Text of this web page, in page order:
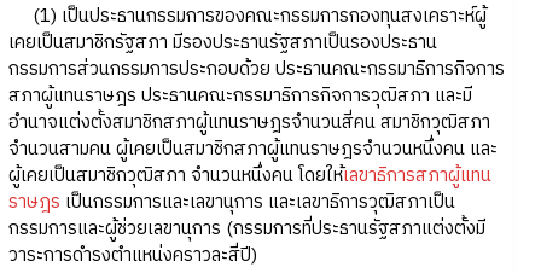
(1) เป็นประธานกรรมการของคณะกรรมการกองทุนสงเคราะห์ผู้
เคยเป็นสมาชิกรัฐสภา มีรองประธานรัฐสภาเป็นรองประธาน
กรรมการส่วนกรรมการประกอบด้วย ประธานคณะกรรมาธิการกิจการ
สภาผู้แทนราษฎร ประธานคณะกรรมาธิการกิจการวุฒิสภา และมี
อำนาจแต่งตั้งสมาชิกสภาผู้แทนราษฎรจำนวนสี่คน สมาชิกวุฒิสภา
จำนวนสามคน ผู้เคยเป็นสมาชิกสภาผู้แทนราษฎรจำนวนหนึ่งคน และ
ผู้เคยเป็นสมาชิกวุฒิสภา จำนวนหนึ่งคน โดยให้เลขาธิการสภาผู้แทน
ราษฎร เป็นกรรมการและเลขานุการ และเลขาธิการวุฒิสภาเป็น
กรรมการและผู้ช่วยเลขานุการ (กรรมการที่ประธานรัฐสภาแต่งตั้งมี
วาระการดำรงตำแหน่งคราวละสี่ปี)